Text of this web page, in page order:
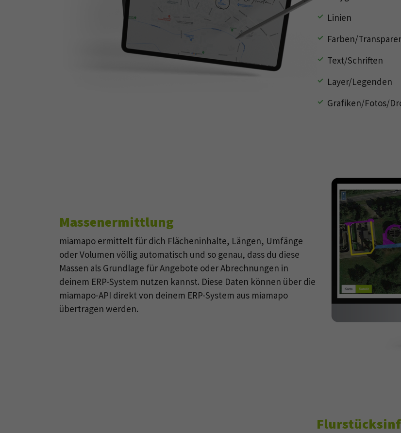
Linien
Farben/
Text/Schriften
Layer/Legenden
Grafiken/Fotos/
Massenermittlung
miamapo ermittelt für dich Flächeninhalte, Längen, Umfänge
oder Volumen völlig automatisch und so genau, dass du diese
Massen als Grundlage für Angebote oder Abrechnungen in
deinem ERP-System nutzen kannst. Diese Daten können über die
miamapo-API direkt von deinem ERP-System aus miamapo
übertragen werden.
Zweck
Das Cookie wird verwendet, um
darüber zu speichern, wie Besucher eine
nutzen, und hilft bei der Erstellung eines
Analyseberichts darüber, wie es der
Die erhobenen Daten umfassen die Anzahl
Besucher, die Quelle, aus der sie
Datenschutzerklärung von Google